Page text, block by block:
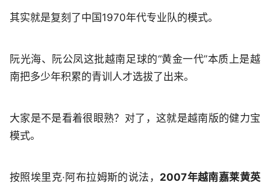
其实就是复刻了中国1970年代专业队的模式。
阮光海、阮公凤这批越南足球的“黄金一代”本质上是越
南把多少年积累的青训人才选拔了出来。
大家是不是看着很眼熟？对了，这就是越南版的健力宝
模式。
按照埃里克·阿布拉姆斯的说法， 2007年越南嘉莱黄英